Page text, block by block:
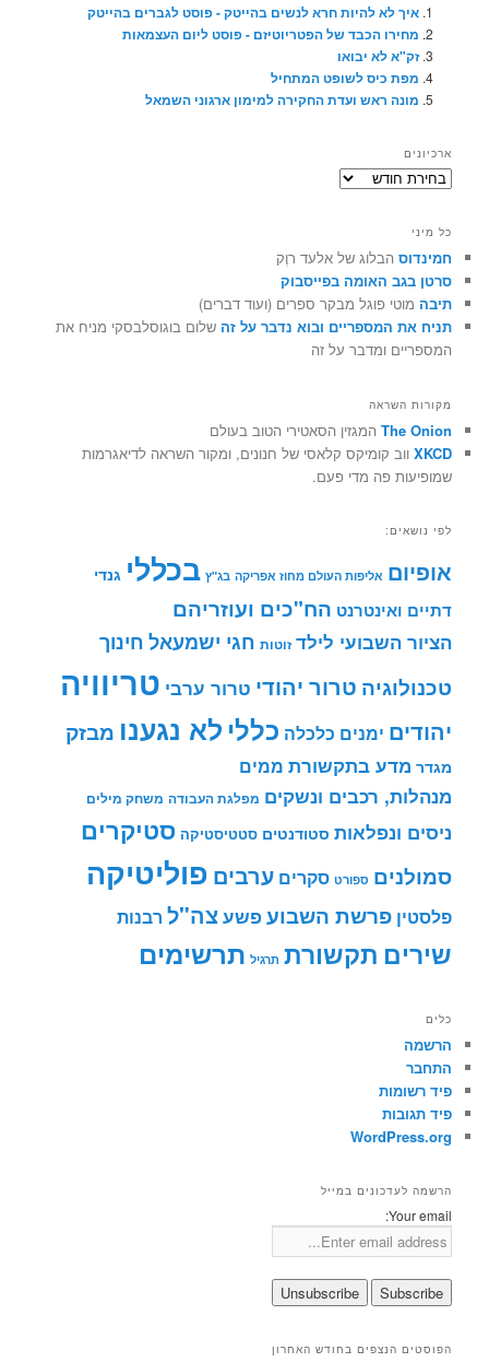
איך לא להיות חרא לנשים בהייטק - פוסט לגברים בהייטק
מחירו הכבד של הפטריוטיזם - פוסט ליום העצמאות
זק"א לא יבואו
מפת כיס לשופט המתחיל
מונה ראש ועדת החקירה למימון ארגוני השמאל
ארכיונים
ארכיונים
כל מיני
חמינדוס הבלוג של אלעד רוֶק
סרטן בגב האומה בפייסבוק
תיבה מוטי פוגל מבקר ספרים (ועוד דברים)
תניח את המספריים ובוא נדבר על זה שלום בוגוסלבסקי מניח את
המספריים ומדבר על זה
מקורות השראה
The Onion המגזין הסאטירי הטוב בעולם
XKCD ווב קומיקס קלאסי של חנונים, ומקור השראה לדיאגרמות
שמופיעות פה מדי פעם.
לפי נושאים:
אופיום אליפות העולם מחוז אפריקה בג"ץ בכללי גנדי
דתיים ואינטרנט הח"כים ועוזריהם
הציור השבועי לילד זוטות חגי ישמעאל חינוך
טכנולוגיה טרור יהודי טרור ערבי טריוויה
יהודים ימנים כלכלה כללי לא נגענו מבזק
מגדר מדע בתקשורת ממים
מנהלות, רכבים ונשקים מפלגת העבודה משחק מילים
ניסים ונפלאות סטודנטים סטטיסטיקה סטיקרים
סמולנים ספורט סקרים ערבים פוליטיקה
פלסטין פרשת השבועפשעצה"ל רבנות
שירים תקשורת תרגיל תרשימים
כלים
הרשמה
התחבר
פיד רשומות
פיד תגובות
WordPress.org
הרשמה לעדכונים במייל
Your email:
הפוסטים הנצפים בחודש האחרון